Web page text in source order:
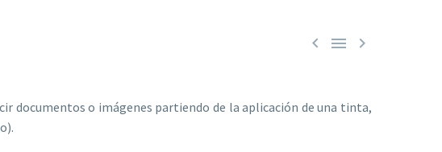
  
documentos o imágenes partiendo de la aplicación de una tinta,